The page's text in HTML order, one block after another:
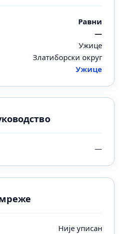
Равни
—
Ужице
Златиборски округ
Ужице
—
Није уписан